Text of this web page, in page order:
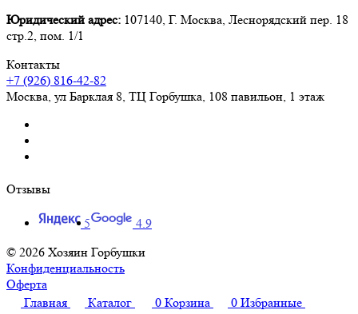
Юридический адрес: 107140, Г. Москва, Леснорядский пер. 18
стр.2, пом. 1/1
Контакты
+7 (926) 816-42-82
Москва, ул Барклая 8, ТЦ Горбушка, 108 павильон, 1 этаж
Отзывы
5
4.9
© 2026 Хозяин Горбушки
Конфиденциальность
Оферта
Главная
Каталог 0 Корзина 0 Избранные